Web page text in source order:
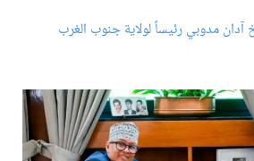
آدان مدوبي رئيساً لولاية جنوب الغرب